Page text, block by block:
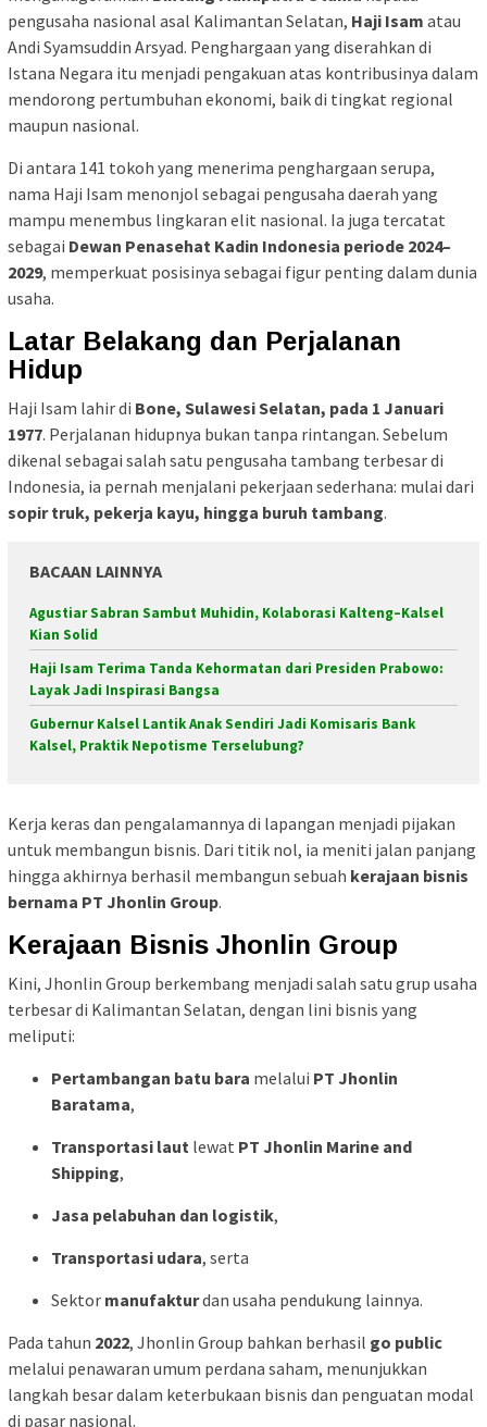
pengusaha nasional asal Kalimantan Selatan, Haji Isam atau
Andi Syamsuddin Arsyad. Penghargaan yang diserahkan di
Istana Negara itu menjadi pengakuan atas kontribusinya dalam
mendorong pertumbuhan ekonomi, baik di tingkat regional
maupun nasional.
Di antara 141 tokoh yang menerima penghargaan serupa,
nama Haji Isam menonjol sebagai pengusaha daerah yang
mampu menembus lingkaran elit nasional. Ia juga tercatat
sebagai Dewan Penasehat Kadin Indonesia periode 2024–
2029, memperkuat posisinya sebagai figur penting dalam dunia
usaha.
Latar Belakang dan Perjalanan
Hidup
Haji Isam lahir di Bone, Sulawesi Selatan, pada 1 Januari
1977. Perjalanan hidupnya bukan tanpa rintangan. Sebelum
dikenal sebagai salah satu pengusaha tambang terbesar di
Indonesia, ia pernah menjalani pekerjaan sederhana: mulai dari
sopir truk, pekerja kayu, hingga buruh tambang.
BACAAN LAINNYA
Agustiar Sabran Sambut Muhidin, Kolaborasi Kalteng–Kalsel
Kian Solid
Haji Isam Terima Tanda Kehormatan dari Presiden Prabowo:
Layak Jadi Inspirasi Bangsa
Gubernur Kalsel Lantik Anak Sendiri Jadi Komisaris Bank
Kalsel, Praktik Nepotisme Terselubung?
Kerja keras dan pengalamannya di lapangan menjadi pijakan
untuk membangun bisnis. Dari titik nol, ia meniti jalan panjang
hingga akhirnya berhasil membangun sebuah kerajaan bisnis
bernama PT Jhonlin Group.
Kerajaan Bisnis Jhonlin Group
Kini, Jhonlin Group berkembang menjadi salah satu grup usaha
terbesar di Kalimantan Selatan, dengan lini bisnis yang
meliputi:
Pertambangan batu bara melalui PT Jhonlin
Baratama,
Transportasi laut lewat PT Jhonlin Marine and
Shipping,
Jasa pelabuhan dan logistik,
Transportasi udara, serta
Sektor manufakturdan usaha pendukung lainnya.
Pada tahun 2022, Jhonlin Group bahkan berhasil go public
melalui penawaran umum perdana saham, menunjukkan
langkah besar dalam keterbukaan bisnis dan penguatan modal
di pasar nasional.